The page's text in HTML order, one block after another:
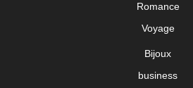
Romance
Voyage
Bijoux
business